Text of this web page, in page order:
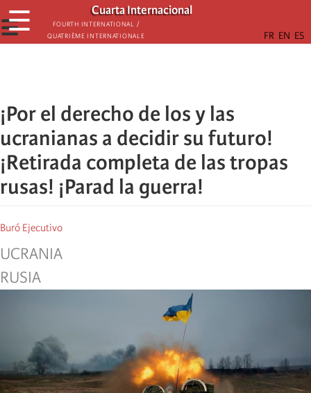
Skip
to
main
Cuarta Internacional
Fourth International /
Quatrième internationale
☰
☰
¡Por el derecho de los y las
ucranianas a decidir su futuro!
¡Retirada completa de las tropas
rusas! ¡Parad la guerra!
Buró Ejecutivo
UCRANIA
RUSIA